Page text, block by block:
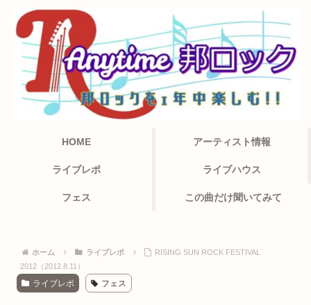
HOME アーティスト情報
ライブレポ ライブハウス
フェス この曲だけ聞いてみて
ホーム ライブレポ
RISING SUN ROCK FESTIVAL
2012（2012.8.11）
ライブレポ フェス